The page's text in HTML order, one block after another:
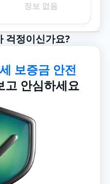
정보 없음
걱정이신가요?
보증금 안전
고 안심하세요